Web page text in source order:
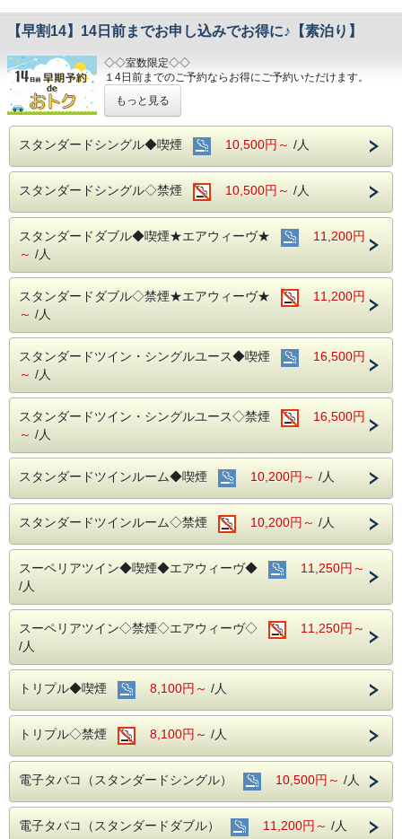
【早割14】14日前までお申し込みでお得に♪【素泊り】
◇◇室数限定◇◇
１4日前までのご予約ならお得にご予約いただけます。
☆先のご予定がお決まりのお客様には断然オトク☆
アルコール消毒を行っております。
える事が可能です。
清掃時は常に換気をして新鮮な空気に入れ替えておりま
～ビジネス・旅行に最高のロケーション～
JR名古屋駅から徒歩４分
名鉄名古屋駅のすぐ上
お財布にも優しい ＋ お客様にも優しいホテルです♪♪
ご予約お待ちしてます(*^o^)ノ
もっと見る
スタンダードシングル◆喫煙 10,500円～ /人
スタンダードシングル◇禁煙 10,500円～ /人
スタンダードダブル◆喫煙★エアウィーヴ★
11,200円
～ /人
スタンダードダブル◇禁煙★エアウィーヴ★
11,200円
～ /人
スタンダードツイン・シングルユース◆喫煙
16,500円
～ /人
スタンダードツイン・シングルユース◇禁煙
16,500円
～ /人
スタンダードツインルーム◆喫煙 10,200円～ /人
スタンダードツインルーム◇禁煙 10,200円～ /人
スーペリアツイン◆喫煙◆エアウィーヴ◆
11,250円～
/人
スーペリアツイン◇禁煙◇エアウィーヴ◇
11,250円～
/人
トリプル◆喫煙 8,100円～ /人
トリプル◇禁煙 8,100円～ /人
電子タバコ（スタンダードシングル） 10,500円～ /人
電子タバコ（スタンダードダブル） 11,200円～ /人